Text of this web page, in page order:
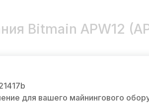
Bitmain APW12
для вашего майнингового